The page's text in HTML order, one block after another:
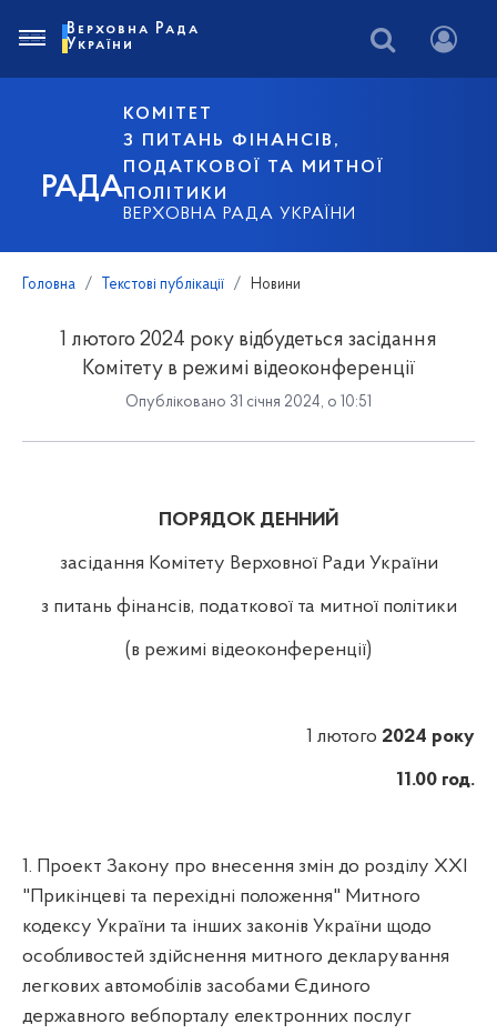
РАДА
КОМІТЕТ
З ПИТАНЬ ФІНАНСІВ,
ПОДАТКОВОЇ ТА МИТНОЇ
ПОЛІТИКИ
ВЕРХОВНА РАДА УКРАЇНИ
Верховна Рада
України
Головна Текстові публікації Новини
1 лютого 2024 року відбудеться засідання
Комітету в режимі відеоконференції
Опубліковано 31 січня 2024, о 10:51
ПОРЯДОК ДЕННИЙ
засідання Комітету Верховної Ради України
з питань фінансів, податкової та митної політики
(в режимі відеоконференції)
1 лютого 2024 року
11.00 год.
1. Проект Закону про внесення змін до розділу XXI
"Прикінцеві та перехідні положення" Митного
кодексу України та інших законів України щодо
особливостей здійснення митного декларування
легкових автомобілів засобами Єдиного
державного вебпорталу електронних послуг